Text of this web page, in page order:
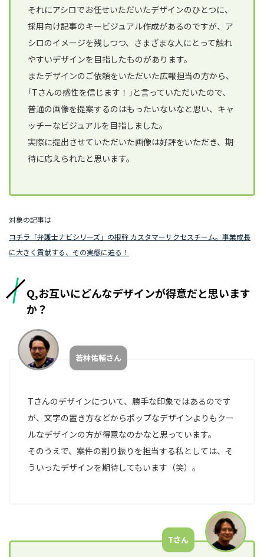
それにアシロでお任せいただいたデザインのひとつに、
採用向け記事のキービジュアル作成があるのですが、ア
シロのイメージを残しつつ、さまざまな人にとって触れ
やすいデザインを目指したものがあります。
またデザインのご依頼をいただいた広報担当の方から、
｢Tさんの感性を信じます！｣と言っていただいたので、
普通の画像を提案するのはもったいないなと思い、キャ
ッチーなビジュアルを目指しました。
実際に提出させていただいた画像は好評をいただき、期
待に応えられたと思います。
対象の記事は
コチラ「弁護士ナビシリーズ」の根幹 カスタマーサクセスチーム。事業成長
に大きく貢献する、その実態に迫る！
Q,お互いにどんなデザインが得意だと思います
か？
若林佑輔さん
Tさんのデザインについて、勝手な印象ではあるのです
が、文字の置き方などからポップなデザインよりもクー
ルなデザインの方が得意なのかなと思っています。
そのうえで、案件の割り振りを担当する私としては、そ
ういったデザインを期待してもいます（笑）。
Tさん